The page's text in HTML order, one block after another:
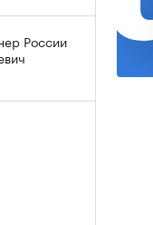
России